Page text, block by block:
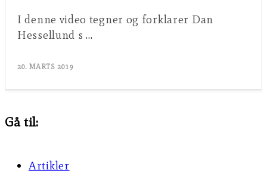
I denne video tegner og forklarer Dan
Hessellund s …
20. MARTS 2019
Gå til:
Artikler